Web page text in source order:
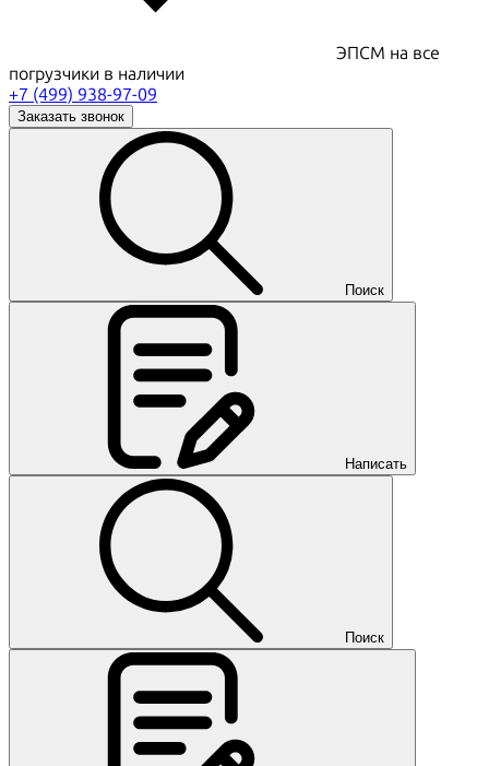
ЭПСМ на все
погрузчики в наличии
+7 (499) 938-97-09
Заказать звонок
Поиск
Написать
Поиск